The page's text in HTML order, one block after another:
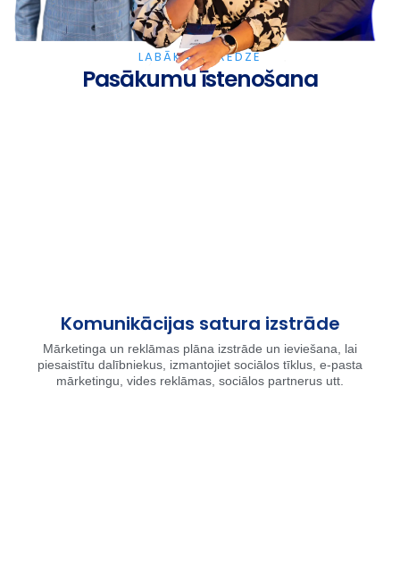
LABĀKĀ PIEREDZE
Pasākumu īstenošana
Komunikācijas satura izstrāde
Mārketinga un reklāmas plāna izstrāde un ieviešana, lai
piesaistītu dalībniekus, izmantojiet sociālos tīklus, e-pasta
mārketingu, vides reklāmas, sociālos partnerus utt.